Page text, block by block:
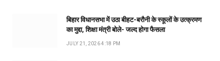
बिहार विधानसभा में उठा बीहट-बरौनी के स्कूलों के उत्क्रमण
का मुद्दा, शिक्षा मंत्री बोले- जल्द होगा फैसला
JULY 21, 2026 4:18 PM